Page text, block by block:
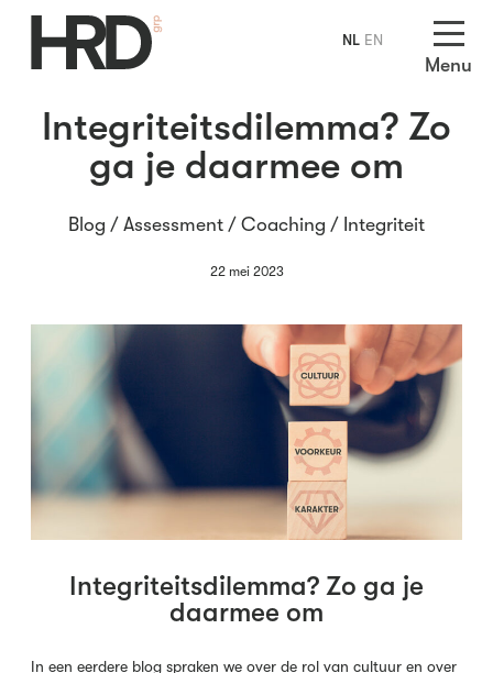
Menu
Integriteitsdilemma? Zo
ga je daarmee om
Blog / Assessment / Coaching / Integriteit
22 mei 2023
Integriteitsdilemma? Zo ga je
daarmee om
In een eerdere blog spraken we over de rol van cultuur en over
NL EN